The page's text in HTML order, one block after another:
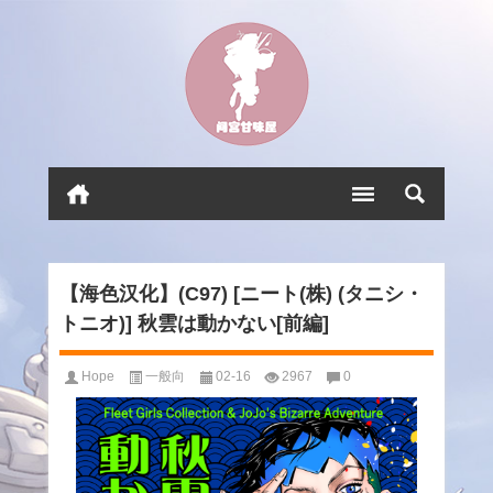
【海色汉化】(C97) [ニート(株) (タニシ・
トニオ)] 秋雲は動かない[前編]
Hope 一般向 02-16 2967 0